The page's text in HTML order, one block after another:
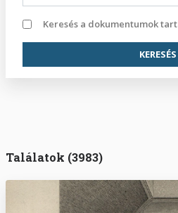
Keresés a dokumentumok
Találatok (3983)